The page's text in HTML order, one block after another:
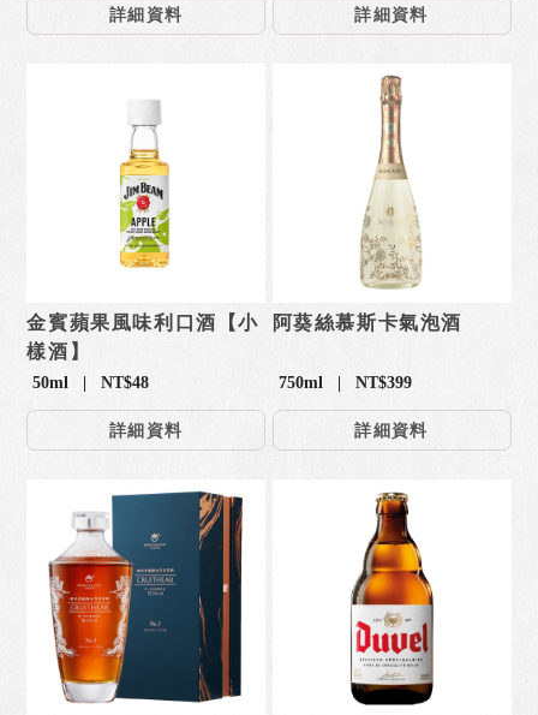
詳細資料 詳細資料
金賓蘋果風味利口酒【小
樣酒】
50ml | NT$48
詳細資料
阿葵絲慕斯卡氣泡酒
750ml | NT$399
詳細資料